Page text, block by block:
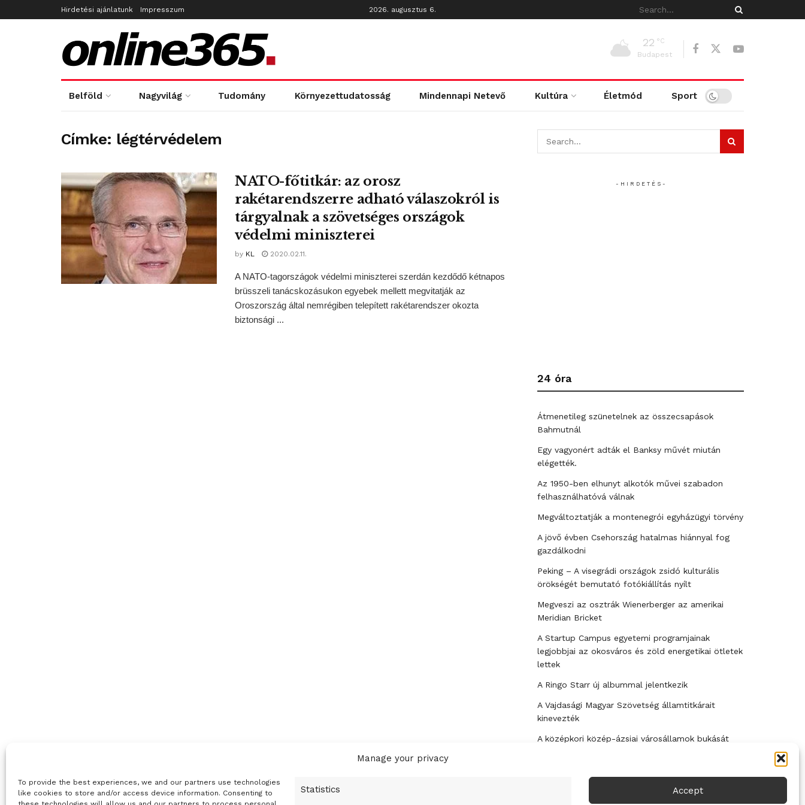
Manage your privacy
To provide the best experiences, we and our partners use technologies
like cookies to store and/or access device information. Consenting to
Statistics Accept
Hirdetési ajánlatunk Impresszum 2026. augusztus 6.
22 °C
Budapest
Belföld Nagyvilág Tudomány Környezettudatosság Mindennapi Netevő Kultúra Életmód Sport
Címke: légtérvédelem
NATO-főtitkár: az orosz
rakétarendszerre adható válaszokról is
tárgyalnak a szövetséges országok
védelmi miniszterei
by KL 2020.02.11.
A NATO-tagországok védelmi miniszterei szerdán kezdődő kétnapos
brüsszeli tanácskozásukon egyebek mellett megvitatják az
Oroszország által nemrégiben telepített rakétarendszer okozta
biztonsági ...
- H I R D E T É S -
24 óra
Átmenetileg szünetelnek az összecsapások
Bahmutnál
Egy vagyonért adták el Banksy művét miután
elégették.
Az 1950-ben elhunyt alkotók művei szabadon
felhasználhatóvá válnak
Megváltoztatják a montenegrói egyházügyi törvény
A jövő évben Csehország hatalmas hiánnyal fog
gazdálkodni
Peking – A visegrádi országok zsidó kulturális
örökségét bemutató fotókiállítás nyílt
Megveszi az osztrák Wienerberger az amerikai
Meridian Bricket
A Startup Campus egyetemi programjainak
legjobbjai az okosváros és zöld energetikai ötletek
lettek
A Ringo Starr új albummal jelentkezik
A Vajdasági Magyar Szövetség államtitkárait
kinevezték
A középkori közép-ázsiai városállamok bukását